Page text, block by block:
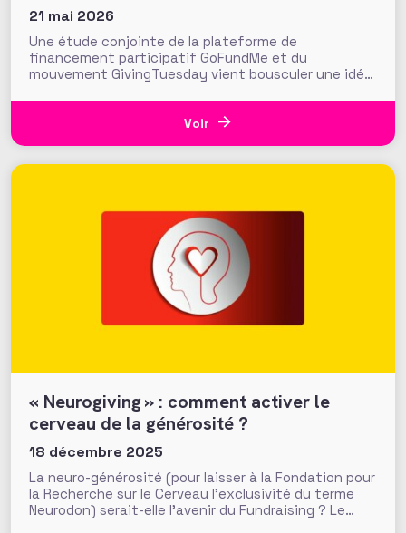
21 mai 2026
Une étude conjointe de la plateforme de
financement participatif GoFundMe et du
mouvement GivingTuesday vient bousculer une idée
l’engagement « fainéant », qui like et relaie sur les
réseaux sans jamais passer à l’acte. À rebours de
Voir
« Neurogiving » : comment activer le
cerveau de la générosité ?
18 décembre 2025
La neuro-générosité (pour laisser à la Fondation pour
la Recherche sur le Cerveau l’exclusivité du terme
Neurodon) serait-elle l’avenir du Fundraising ? Le